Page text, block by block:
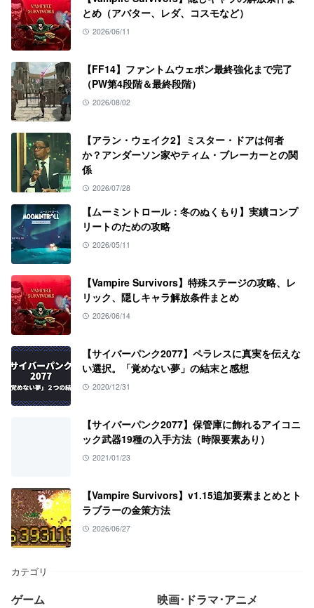
とめ（アバター、レダ、コスモなど）
2026/06/11
【FF14】ファントムウェポン最終強化まで完了
（PW第4段階＆最終段階）
2026/08/02
【アラン・ウェイク2】ミスター・ドアは何者
か？アンダーソン家やティム・ブレーカーとの関
係
2026/07/28
【ムーミントロール：冬のぬくもり】実績コンプ
リートのための攻略
2026/05/11
【Vampire Survivors】特殊ステージの攻略、レ
リック、隠しキャラ解放条件まとめ
2026/06/14
【サイバーパンク2077】ペラレスに真実を伝えな
い選択。「覚めない夢」の結末と感想
2020/12/31
【サイバーパンク2077】保管庫に飾れるアイコニ
ック武器19種の入手方法（時限要素あり）
2021/01/23
【Vampire Survivors】v1.15追加要素まとめとト
ラブラーの金策方法
2026/06/27
カテゴリ
ゲーム
映画･ドラマ･アニメ